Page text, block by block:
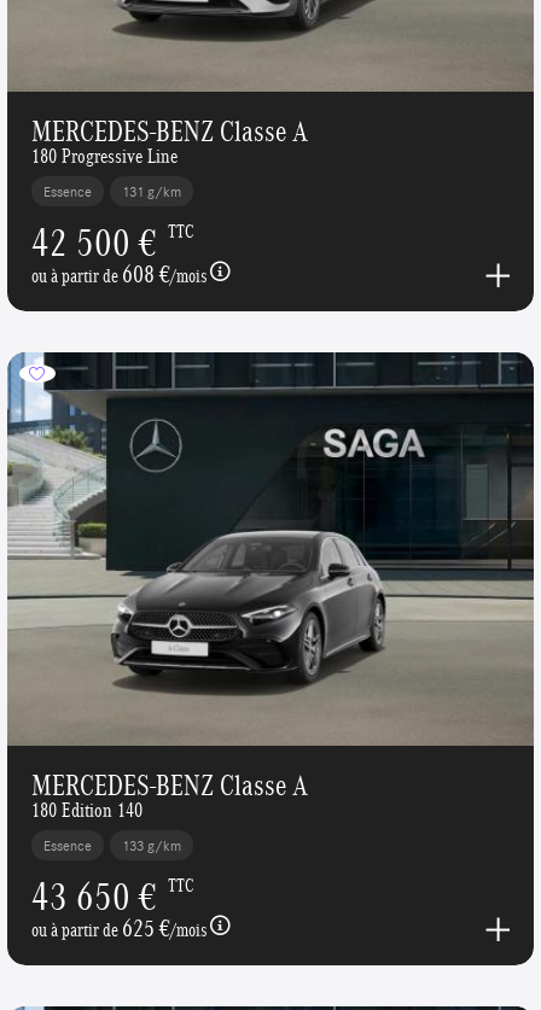
MERCEDES-BENZ Classe A
180 Progressive Line
Essence 131 g/km
42 500 € TTC
ou à partir de608 €/mois
MERCEDES-BENZ Classe A
180 Edition 140
Essence 133 g/km
43 650 € TTC
ou à partir de625 €/mois